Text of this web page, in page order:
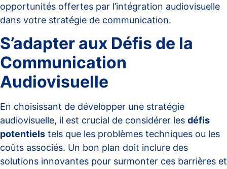
opportunités offertes par l’intégration audiovisuelle
dans votre stratégie de communication.
S’adapter aux Défis de la
Communication
Audiovisuelle
En choisissant de développer une stratégie
audiovisuelle, il est crucial de considérer les défis
potentiels tels que les problèmes techniques ou les
coûts associés. Un bon plan doit inclure des
solutions innovantes pour surmonter ces barrières et